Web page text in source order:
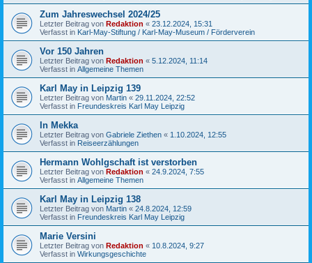
Zum Jahreswechsel 2024/25
Letzter Beitrag von Redaktion « 23.12.2024, 15:31
Verfasst in Karl-May-Stiftung / Karl-May-Museum / Förderverein
Vor 150 Jahren
Letzter Beitrag von Redaktion « 5.12.2024, 11:14
Verfasst in Allgemeine Themen
Karl May in Leipzig 139
Letzter Beitrag von Martin « 29.11.2024, 22:52
Verfasst in Freundeskreis Karl May Leipzig
In Mekka
Letzter Beitrag von Gabriele Ziethen « 1.10.2024, 12:55
Verfasst in Reiseerzählungen
Hermann Wohlgschaft ist verstorben
Letzter Beitrag von Redaktion « 24.9.2024, 7:55
Verfasst in Allgemeine Themen
Karl May in Leipzig 138
Letzter Beitrag von Martin « 24.8.2024, 12:59
Verfasst in Freundeskreis Karl May Leipzig
Marie Versini
Letzter Beitrag von Redaktion « 10.8.2024, 9:27
Verfasst in Wirkungsgeschichte